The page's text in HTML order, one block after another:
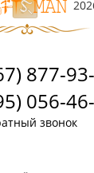
877-
056-
звонок